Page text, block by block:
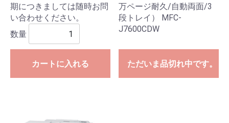
期につきましては随時お問
い合わせください。
数量
カートに入れる
万ページ耐久/自動両面/3
段トレイ） MFC-
J7600CDW
ただいま品切れ中です。